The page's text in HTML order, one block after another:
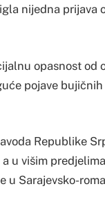
nijedna prijava
opasnost od
pojave
Republike
u višim
u Sarajevsko-